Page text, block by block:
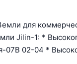
для
Jilin-1: *
07B 02-04 *